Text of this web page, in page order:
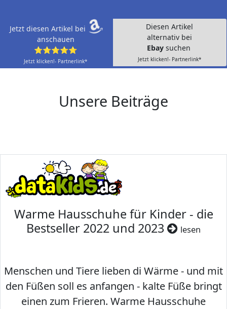
Jetzt diesen Artikel bei
anschauen
⭐⭐⭐⭐⭐
Jetzt klicken!- Partnerlink*
Diesen Artikel
alternativ bei
Ebay suchen
Jetzt klicken!- Partnerlink*
Unsere Beiträge
Warme Hausschuhe für Kinder - die
Bestseller 2022 und 2023
lesen
Menschen und Tiere lieben di Wärme - und mit
den Füßen soll es anfangen - kalte Füße bringt
einen zum Frieren. Warme Hausschuhe